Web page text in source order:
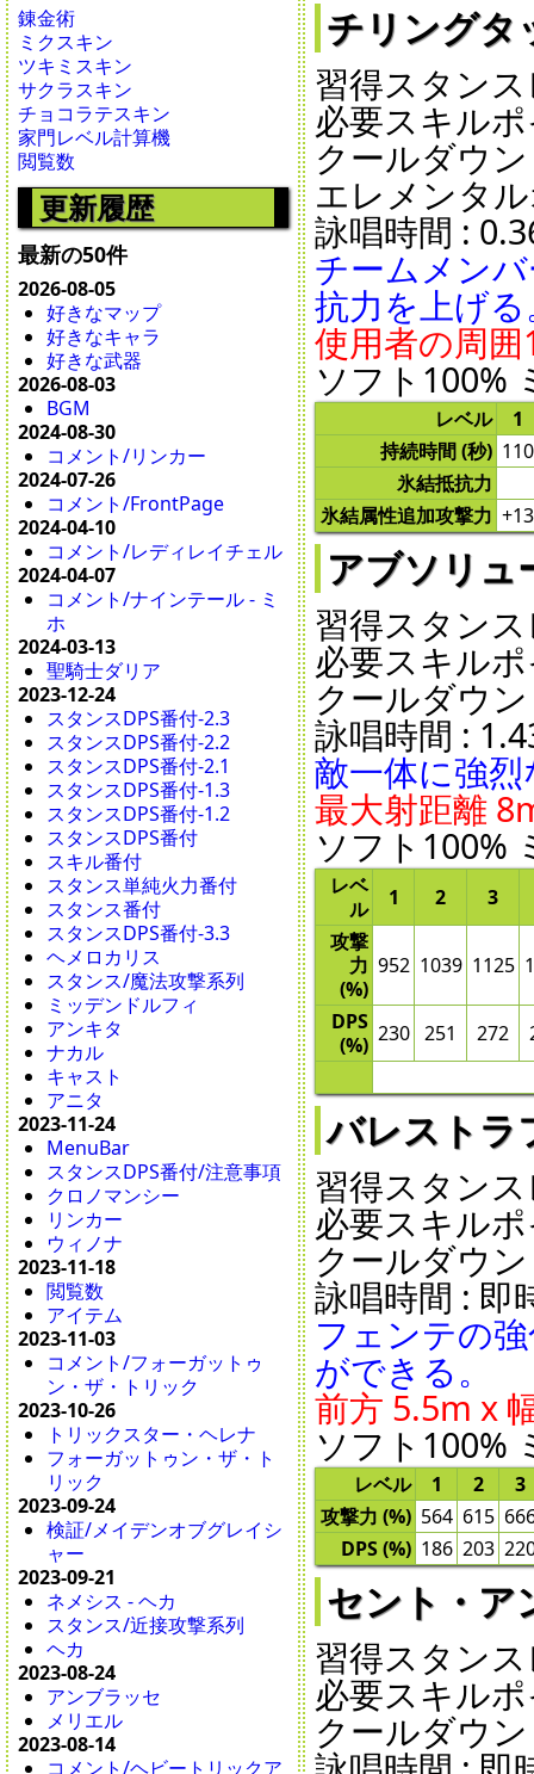
錬金術
ミクスキン
ツキミスキン
サクラスキン
チョコラテスキン
家門レベル計算機
閲覧数
更新履歴
最新の50件
2026-08-05
好きなマップ
好きなキャラ
好きな武器
2026-08-03
BGM
2024-08-30
コメント/リンカー
2024-07-26
コメント/FrontPage
2024-04-10
コメント/レディレイチェル
2024-04-07
コメント/ナインテール - ミ
ホ
2024-03-13
聖騎士ダリア
2023-12-24
スタンスDPS番付-2.3
スタンスDPS番付-2.2
スタンスDPS番付-2.1
スタンスDPS番付-1.3
スタンスDPS番付-1.2
スタンスDPS番付
スキル番付
スタンス単純火力番付
スタンス番付
スタンスDPS番付-3.3
ヘメロカリス
スタンス/魔法攻撃系列
ミッデンドルフィ
アンキタ
ナカル
キャスト
アニタ
2023-11-24
MenuBar
スタンスDPS番付/注意事項
クロノマンシー
リンカー
ウィノナ
2023-11-18
閲覧数
アイテム
2023-11-03
コメント/フォーガットゥ
ン・ザ・トリック
2023-10-26
トリックスター・ヘレナ
フォーガットゥン・ザ・ト
リック
2023-09-24
検証/メイデンオブグレイシ
ャー
2023-09-21
ネメシス - ヘカ
スタンス/近接攻撃系列
ヘカ
2023-08-24
アンブラッセ
メリエル
2023-08-14
コメント/ヘビートリックア
チリング
習得スタン
必要スキル
クールダウ
エレメンタ
詠唱時間 :
チームメン
抗力を上げ
使用者の周
ソフト100%
レベル
1
持続時間 (秒) 110
氷結抵抗力
氷結属性追加攻撃力 +13
アブソリ
習得スタン
必要スキル
クールダウ
詠唱時間 :
敵一体に強
最大射距離
ソフト100%
レベ
ル
1 2
3
攻撃
力
(%)
952 1039 1125
DPS
(%) 230 251 272
バレスト
習得スタン
必要スキル
クールダウ
詠唱時間 : 即
フェンテの
ができる。
前方 5.5m x
ソフト100%
レベル 1 2
3
攻撃力 (%) 564 615
DPS (%) 186 203
セント・
習得スタン
必要スキル
クールダウ